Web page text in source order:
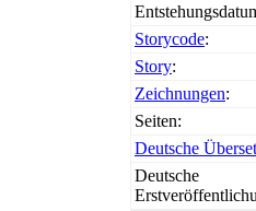
Storycode:
Story:
Zeichnungen:
Seiten:
Deutsche
Deutsche